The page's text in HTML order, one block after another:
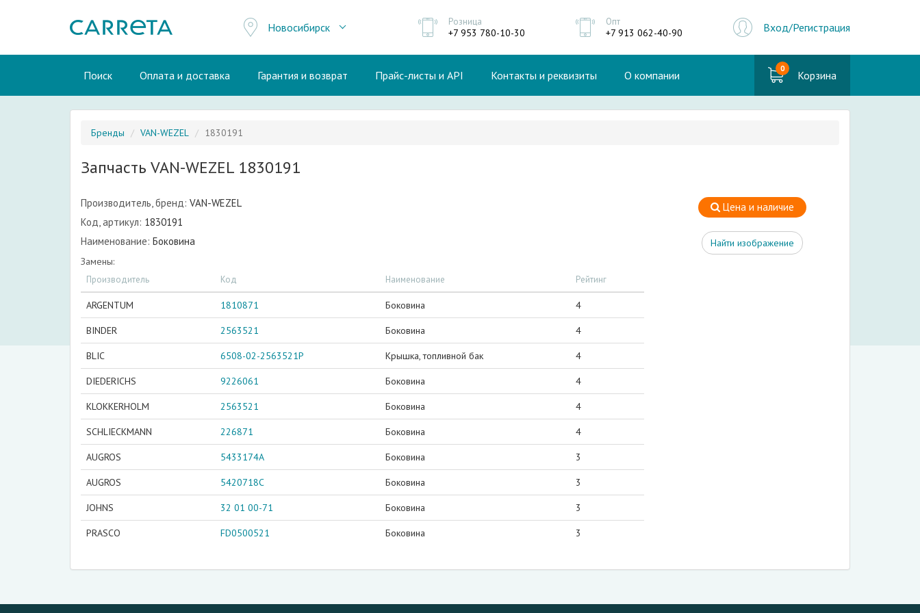
Новосибирск Розница
+7 953 780-10-30
Опт
+7 913 062-40-90 Вход/Регистрация
Поиск Оплата и доставка Гарантия и возврат Прайс-листы и API Контакты и реквизиты О компании 0 Корзина
Бренды VAN-WEZEL 1830191
Запчасть VAN-WEZEL 1830191
Производитель, бренд: VAN-WEZEL
Код, артикул: 1830191
Наименование: Боковина
Замены:
Производитель Код Наименование Рейтинг
ARGENTUM 1810871 Боковина 4
BINDER 2563521 Боковина 4
BLIC 6508-02-2563521P Крышка, топливной бак 4
DIEDERICHS 9226061 Боковина 4
KLOKKERHOLM 2563521 Боковина 4
SCHLIECKMANN 226871 Боковина 4
AUGROS 5433174A Боковина 3
AUGROS 5420718C Боковина 3
JOHNS 32 01 00-71 Боковина 3
PRASCO FD0500521 Боковина 3
Цена и наличие
Найти изображение